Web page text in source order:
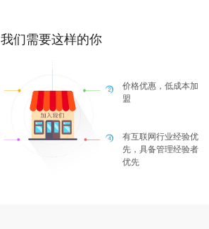
我们需要这样的你
价格优惠，低成本加
盟
有互联网行业经验优
先，具备管理经验者
优先